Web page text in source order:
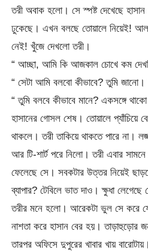
তরী অবাক হলো। সে স্পষ্ট দেখেছে হাসান
ঢুকেছে। এখন বলছে তোয়ালে নিয়েই!
নেই! খুঁজে দেখলো তরী।
“ আচ্ছা, আমি কি আজকাল চোখে কম
“ সেটা আমি বলবো কীভাবে? তুমি জানো।
“ তুমি বলবে কীভাবে মানে? একসঙ্গে
হাসানের গোসল শেষ। তোয়ালে প্যাঁচিয়ে
থাকলে। তরী তাকিয়ে থাকতে পারে না।
আর টি-শার্ট পরে নিলো। তরী এবার
ফেলেছে সে। সবকটার উত্তর নিয়েই
ব্যাপার? টেবিলে ভাত দাও। ক্ষুধা
তরীর মনে হলো। আরেকটা ভুল সে করে
নাশতা করে হাসান বের হয়। তাড়াহুড়োর
তারপর অফিসে দুপুরের খাবার খায়